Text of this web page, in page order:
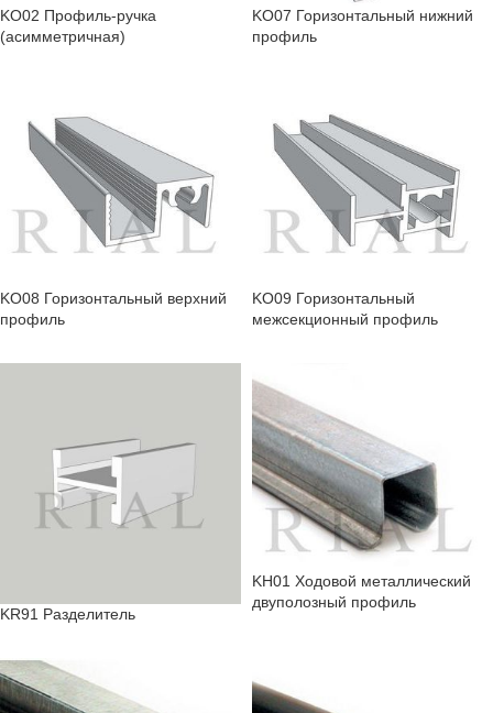
KO02 Профиль-ручка
(асимметричная)
KO07 Горизонтальный нижний
профиль
KO08 Горизонтальный верхний
профиль
KO09 Горизонтальный
межсекционный профиль
KR91 Разделитель
KH01 Ходовой металлический
двуполозный профиль